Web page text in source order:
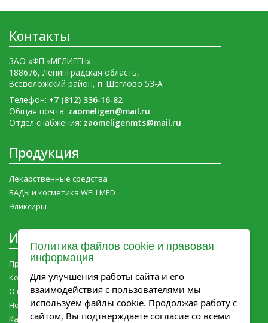
Контакты
ЗАО «ФП «МЕЛИГЕН»
188676, Ленинградская область,
Всеволожский район, п. Щеглово 53-А
Телефон: +7 (812) 336-16-82
Общая почта: zaomeligen@mail.ru
Отдел снабжения: zaomeligenmts@mail.ru
Продукция
Лекарственные средства
БАДЫ и косметика WELLMED
Эликсиры
Информация
Продукция Мелиген
Контакты
О компании
Новости компании
Карьера
Политика файлов cookie и правовая
информация
Для улучшения работы сайта и его
взаимодействия с пользователями мы
используем файлы cookie. Продолжая работу с
сайтом, Вы подтверждаете согласие со всеми